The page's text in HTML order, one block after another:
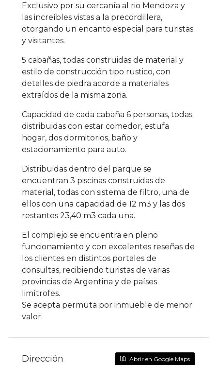
Exclusivo por su cercanía al rio Mendoza y
las increíbles vistas a la precordillera,
otorgando un encanto especial para turistas
y visitantes.
5 cabañas, todas construidas de material y
estilo de construcción tipo rustico, con
detalles de piedra acorde a materiales
extraídos de la misma zona.
Capacidad de cada cabaña 6 personas, todas
distribuidas con estar comedor, estufa
hogar, dos dormitorios, baño y
estacionamiento para auto.
Distribuidas dentro del parque se
encuentran 3 piscinas construidas de
material, todas con sistema de filtro, una de
ellos con una capacidad de 12 m3 y las dos
restantes 23,40 m3 cada una.
El complejo se encuentra en pleno
funcionamiento y con excelentes reseñas de
los clientes en distintos portales de
consultas, recibiendo turistas de varias
provincias de Argentina y de países
limítrofes.
Se acepta permuta por inmueble de menor
valor.
Dirección Abrir en Google Maps